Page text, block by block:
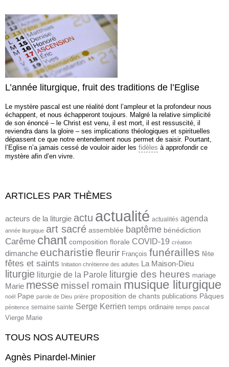
L’année liturgique, fruit des traditions de l’Eglise
Le mystère pascal est une réalité dont l’ampleur et la profondeur nous
échappent, et nous échapperont toujours. Malgré la relative simplicité
de son énoncé – le Christ est venu, il est mort, il est ressuscité, il
reviendra dans la gloire – ses implications théologiques et spirituelles
dépassent ce que notre entendement nous permet de saisir. Pourtant,
l’Eglise n’a jamais cessé de vouloir aider les fidèles à approfondir ce
mystère afin d’en vivre.
ARTICLES PAR THÈMES
acteurs de la liturgie actu actualité actualités agenda
année liturgique art sacré assemblée baptême bénédiction
Carême chant composition florale COVID-19 création
dimanche eucharistie fleurir François funérailles fête
fêtes et saints Initiation chrétienne des adultes La Maison-Dieu
liturgie liturgie de la Parole liturgie des heures mariage
Marie messe missel romain musique liturgique
noël Pape parole de Dieu prière proposition de chants publications Pâques
pénitence semaine sainte Serge Kerrien temps ordinaire temps pascal
Vierge Marie
TOUS NOS AUTEURS
Agnès Pinardel-Minier